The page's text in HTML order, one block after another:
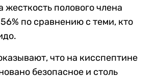
жесткость полового члена
по сравнению с теми, кто
что на кисспептине
безопасное и столь